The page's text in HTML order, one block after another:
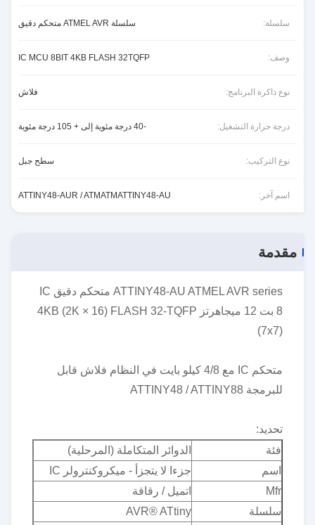
سلسلة: سلسلة ATMEL AVR متحكم دقيق
وصف: IC MCU 8BIT 4KB FLASH 32TQFP
نوع ذاكرة البرنامج: فلاش
درجة حرارة التشغيل: -40 درجة مئوية إلى + 105 درجة مئوية
نوع التركيب: سطح جبل
اسم آخر: ATTINY48-AUR / ATMATMATTINY48-AU
مقدمة
ATTINY48-AU ATMEL AVR series متحكم دقيق IC
8 بت 12 ميجاهرتز 4KB (2K × 16) FLASH 32-TQFP
(7x7)
متحكم IC مع 4/8 كيلو بايت في النظام فلاش قابل
للبرمجة ATTINY48 / ATTINY88
تحديد:
فئة
الدوائر المتكاملة (المرحلية)
اسم
جزءا لا يتجزأ - ميكروكنترولر IC
Mfr
اتميل / رقاقة
سلسلة
AVR® ATtiny